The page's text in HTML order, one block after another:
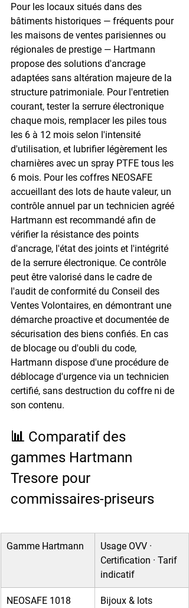
Pour les locaux situés dans des
bâtiments historiques — fréquents pour
les maisons de ventes parisiennes ou
régionales de prestige — Hartmann
propose des solutions d'ancrage
adaptées sans altération majeure de la
structure patrimoniale. Pour l'entretien
courant, tester la serrure électronique
chaque mois, remplacer les piles tous
les 6 à 12 mois selon l'intensité
d'utilisation, et lubrifier légèrement les
charnières avec un spray PTFE tous les
6 mois. Pour les coffres NEOSAFE
accueillant des lots de haute valeur, un
contrôle annuel par un technicien agréé
Hartmann est recommandé afin de
vérifier la résistance des points
d'ancrage, l'état des joints et l'intégrité
de la serrure électronique. Ce contrôle
peut être valorisé dans le cadre de
l'audit de conformité du Conseil des
Ventes Volontaires, en démontrant une
démarche proactive et documentée de
sécurisation des biens confiés. En cas
de blocage ou d'oubli du code,
Hartmann dispose d'une procédure de
déblocage d'urgence via un technicien
certifié, sans destruction du coffre ni de
son contenu.
📊 Comparatif des
gammes Hartmann
Tresore pour
commissaires-priseurs
Gamme Hartmann
Usage OVV ·
Certification · Tarif
indicatif
NEOSAFE 1018
Bijoux & lots